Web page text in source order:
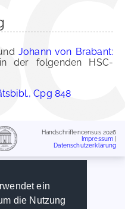
ein
die Nutzung
Johann von Brabant:
der folgenden HSC-
Cpg 848
Handschriftencensus 2026
Impressum
Datenschutzerklärung